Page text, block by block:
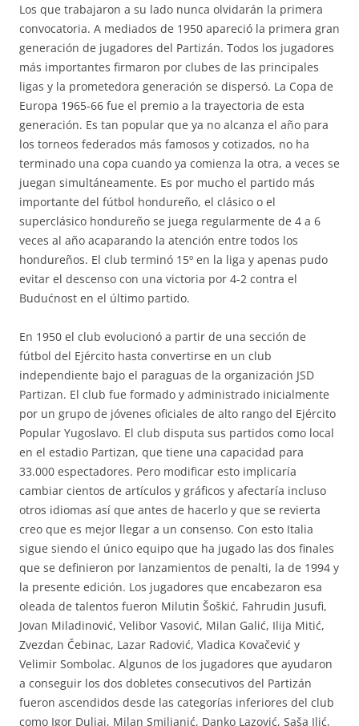
Los que trabajaron a su lado nunca olvidarán la primera
convocatoria. A mediados de 1950 apareció la primera gran
generación de jugadores del Partizán. Todos los jugadores
más importantes firmaron por clubes de las principales
ligas y la prometedora generación se dispersó. La Copa de
Europa 1965-66 fue el premio a la trayectoria de esta
generación. Es tan popular que ya no alcanza el año para
los torneos federados más famosos y cotizados, no ha
terminado una copa cuando ya comienza la otra, a veces se
juegan simultáneamente. Es por mucho el partido más
importante del fútbol hondureño, el clásico o el
superclásico hondureño se juega regularmente de 4 a 6
veces al año acaparando la atención entre todos los
hondureños. El club terminó 15º en la liga y apenas pudo
evitar el descenso con una victoria por 4-2 contra el
Budućnost en el último partido.
En 1950 el club evolucionó a partir de una sección de
fútbol del Ejército hasta convertirse en un club
independiente bajo el paraguas de la organización JSD
Partizan. El club fue formado y administrado inicialmente
por un grupo de jóvenes oficiales de alto rango del Ejército
Popular Yugoslavo. El club disputa sus partidos como local
en el estadio Partizan, que tiene una capacidad para
33.000 espectadores. Pero modificar esto implicaría
cambiar cientos de artículos y gráficos y afectaría incluso
otros idiomas así que antes de hacerlo y que se revierta
creo que es mejor llegar a un consenso. Con esto Italia
sigue siendo el único equipo que ha jugado las dos finales
que se definieron por lanzamientos de penalti, la de 1994 y
la presente edición. Los jugadores que encabezaron esa
oleada de talentos fueron Milutin Šoškić, Fahrudin Jusufi,
Jovan Miladinović, Velibor Vasović, Milan Galić, Ilija Mitić,
Zvezdan Čebinac, Lazar Radović, Vladica Kovačević y
Velimir Sombolac. Algunos de los jugadores que ayudaron
a conseguir los dos dobletes consecutivos del Partizán
fueron ascendidos desde las categorías inferiores del club
como Igor Duljaj, Milan Smiljanić, Danko Lazović, Saša Ilić,